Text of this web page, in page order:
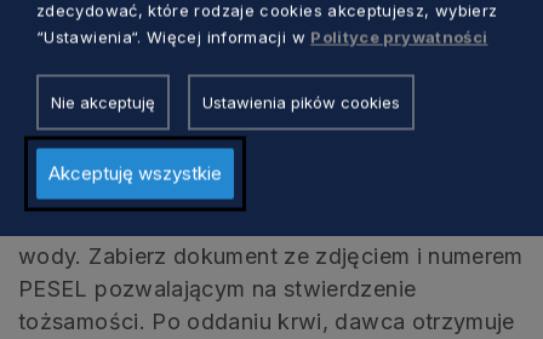
w zależności od preparatu i choroby, której
chcemy zapobiec, wynosi do 14 dni.
Przed i po oddaniu krwi
W dniu kiedy zamierasz oddać krew, zjedz lekki
wody. Zabierz dokument ze zdjęciem i numerem
PESEL pozwalającym na stwierdzenie
tożsamości. Po oddaniu krwi, dawca otrzymuje
zdecydować, które rodzaje cookies akceptujesz, wybierz
“Ustawienia“. Więcej informacji w Polityce prywatności
Nie akceptuję Ustawienia pików cookies
Akceptuję wszystkie